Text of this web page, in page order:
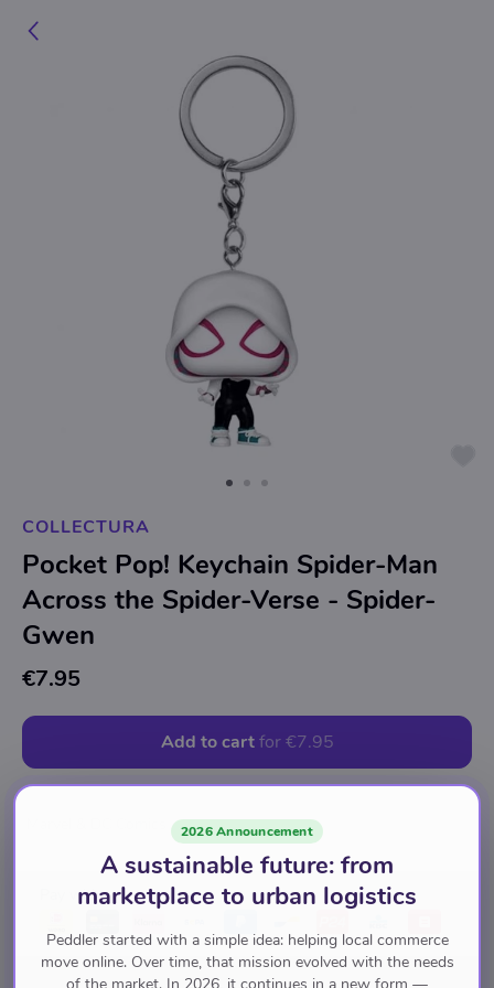
COLLECTURA
Pocket Pop! Keychain Spider-Man
Across the Spider-Verse - Spider-
Gwen
€7.95
Add to cart for €7.95
Pay with
2026 Announcement
A sustainable future: from
marketplace to urban logistics
Peddler started with a simple idea: helping local commerce
move online. Over time, that mission evolved with the needs
of the market. In 2026, it continues in a new form —